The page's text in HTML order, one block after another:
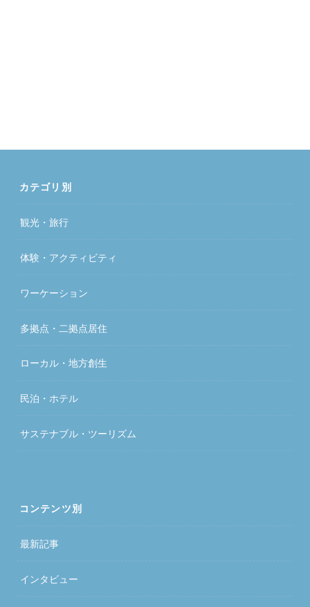
カテゴリ別
観光・旅行
体験・アクティビティ
ワーケーション
多拠点・二拠点居住
ローカル・地方創生
民泊・ホテル
サステナブル・ツーリズム
コンテンツ別
最新記事
インタビュー